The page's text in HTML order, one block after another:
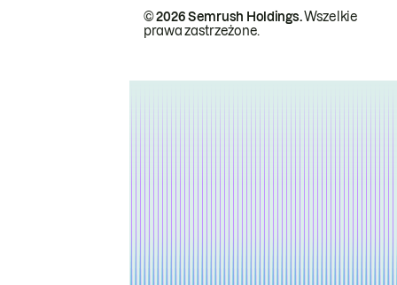
© 2026 Semrush Holdings.Wszelkie
prawa zastrzeżone.